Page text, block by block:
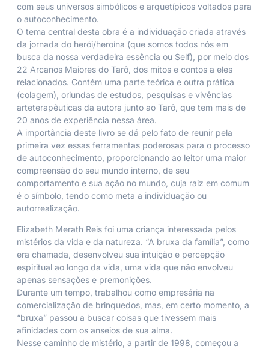
com seus universos simbólicos e arquetípicos voltados para
o autoconhecimento.
O tema central desta obra é a individuação criada através
da jornada do herói/heroína (que somos todos nós em
busca da nossa verdadeira essência ou Self), por meio dos
22 Arcanos Maiores do Tarô, dos mitos e contos a eles
relacionados. Contém uma parte teórica e outra prática
(colagem), oriundas de estudos, pesquisas e vivências
arteterapêuticas da autora junto ao Tarô, que tem mais de
20 anos de experiência nessa área.
A importância deste livro se dá pelo fato de reunir pela
primeira vez essas ferramentas poderosas para o processo
de autoconhecimento, proporcionando ao leitor uma maior
compreensão do seu mundo interno, de seu
comportamento e sua ação no mundo, cuja raiz em comum
é o símbolo, tendo como meta a individuação ou
autorrealização.
Elizabeth Merath Reis foi uma criança interessada pelos
mistérios da vida e da natureza. “A bruxa da família”, como
era chamada, desenvolveu sua intuição e percepção
espiritual ao longo da vida, uma vida que não envolveu
apenas sensações e premonições.
Durante um tempo, trabalhou como empresária na
comercialização de brinquedos, mas, em certo momento, a
“bruxa” passou a buscar coisas que tivessem mais
afinidades com os anseios de sua alma.
Nesse caminho de mistério, a partir de 1998, começou a